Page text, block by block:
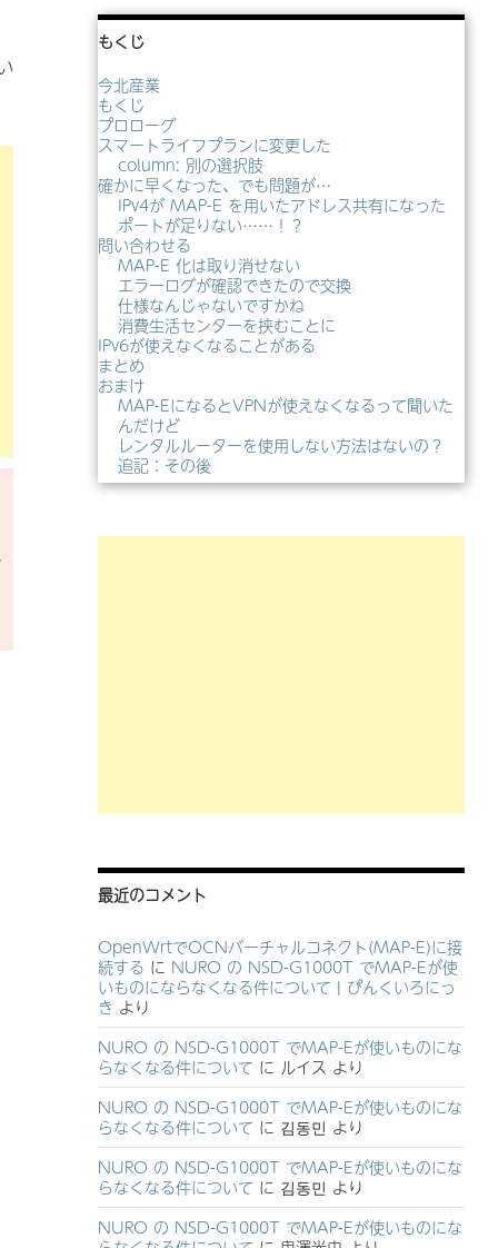
もくじ
今北産業
もくじ
プロローグ
スマートライフプランに変更した
column: 別の選択肢
確かに早くなった、でも問題が…
IPv4が MAP-E を用いたアドレス共有になった
ポートが足りない……！？
問い合わせる
MAP-E 化は取り消せない
エラーログが確認できたので交換
仕様なんじゃないですかね
消費生活センターを挟むことに
IPv6が使えなくなることがある
まとめ
おまけ
MAP-EになるとVPNが使えなくなるって聞いた
んだけど
レンタルルーターを使用しない方法はないの？
追記：その後
最近のコメント
OpenWrtでOCNバーチャルコネクト(MAP-E)に接
続する に NURO の NSD-G1000T でMAP-Eが使
いものにならなくなる件について | ぴんくいろにっ
き より
NURO の NSD-G1000T でMAP-Eが使いものにな
らなくなる件について に ルイス より
NURO の NSD-G1000T でMAP-Eが使いものにな
らなくなる件について に 김동민 より
NURO の NSD-G1000T でMAP-Eが使いものにな
らなくなる件について に 김동민 より
NURO の NSD-G1000T でMAP-Eが使いものにな